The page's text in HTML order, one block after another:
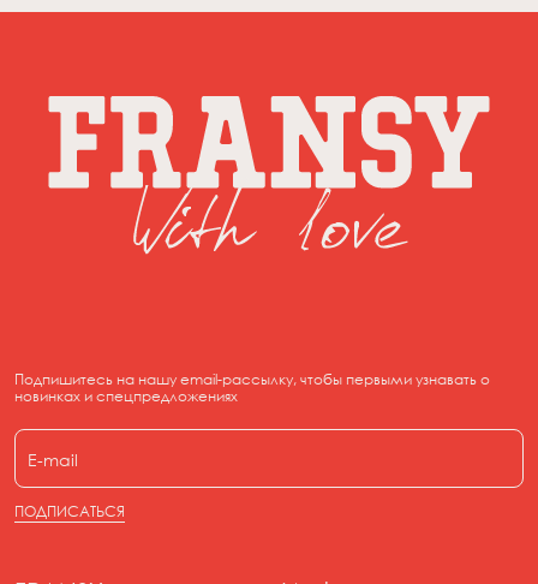
Подпишитесь на нашу email-рассылку, чтобы первыми узнавать о
новинках и спецпредложениях
ПОДПИСАТЬСЯ